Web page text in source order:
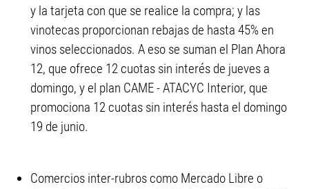
y la tarjeta con que se realice la compra; y las
vinotecas proporcionan rebajas de hasta 45% en
vinos seleccionados. A eso se suman el Plan Ahora
12, que ofrece 12 cuotas sin interés de jueves a
domingo, y el plan CAME - ATACYC Interior, que
promociona 12 cuotas sin interés hasta el domingo
19 de junio.
Comercios inter-rubros como Mercado Libre o